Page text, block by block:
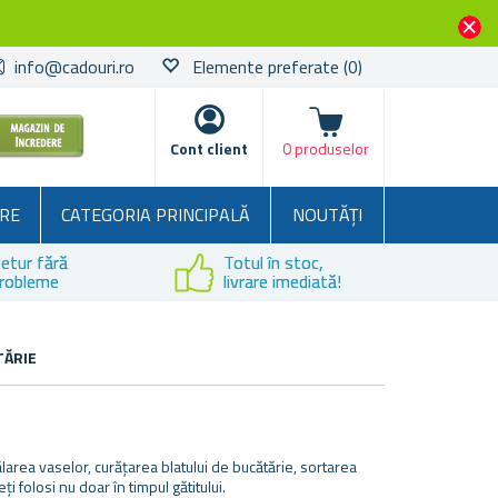
info@cadouri.ro Elemente preferate (0)
Cont client
Coșul
0 produselor
CATEGORIA PRINCIPALĂ
NOUTĂȚI
fără
Totul în stoc,
livrare imediată!
vaselor, curățarea blatului de bucătărie, sortarea
folosi nu doar în timpul gătitului.